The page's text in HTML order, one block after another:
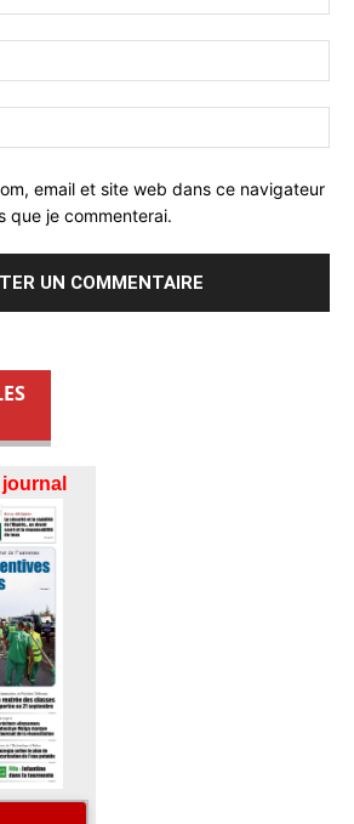
email et site web dans ce navigateur
que je commenterai.